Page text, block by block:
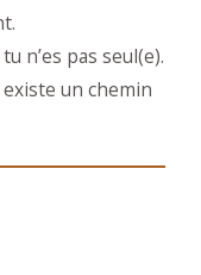
n’es pas seul(e).
existe un chemin